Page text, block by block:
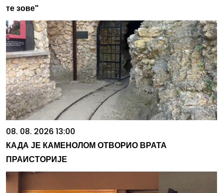
те зове"
08. 08. 2026 13:00
КАДА ЈЕ КАМЕНОЛОМ ОТВОРИО ВРАТА
ПРАИСТОРИЈЕ